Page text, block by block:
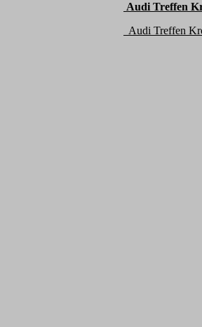
Audi Treffen
Audi Treffen